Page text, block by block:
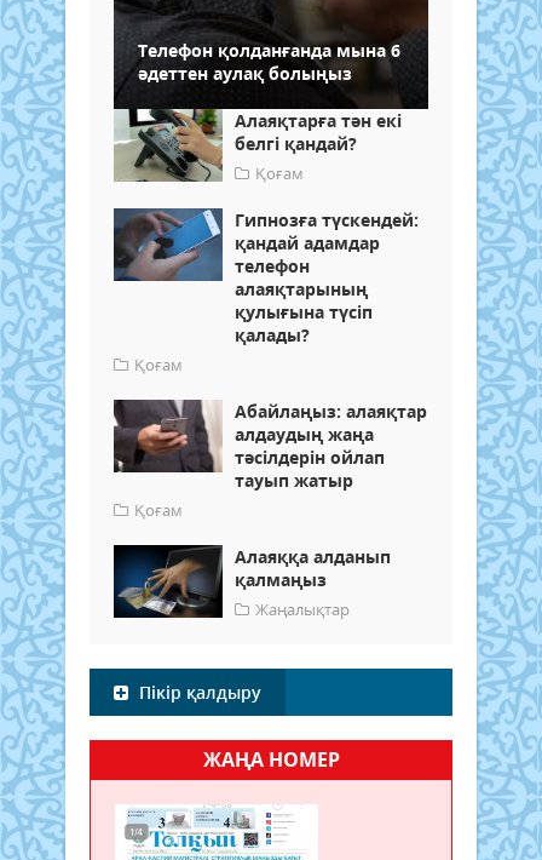
Телефон қолданғанда мына 6
әдеттен аулақ болыңыз
Алаяқтарға тән екі
белгі қандай?
Қоғам
Гипнозға түскендей:
қандай адамдар
телефон
алаяқтарының
қулығына түсіп
қалады?
Қоғам
Абайлаңыз: алаяқтар
алдаудың жаңа
тәсілдерін ойлап
тауып жатыр
Қоғам
Алаяққа алданып
қалмаңыз
Жаңалықтар
Пікір қалдыру
ЖАҢА НОМЕР